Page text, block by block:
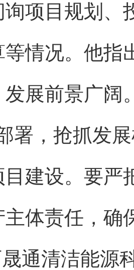
询项目规划、
等情况。他指
展前景广阔
署，抢抓发
目建设。要严
主体责任，确
通清洁能源